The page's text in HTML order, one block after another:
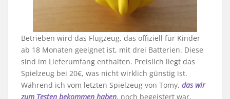
Betrieben wird das Flugzeug, das offiziell für Kinder
ab 18 Monaten geeignet ist, mit drei Batterien. Diese
sind im Lieferumfang enthalten. Preislich liegt das
Spielzeug bei 20€, was nicht wirklich günstig ist.
Während ich vom letzten Spielzeug von Tomy, das wir
zum Testen bekommen haben, noch begeistert war,